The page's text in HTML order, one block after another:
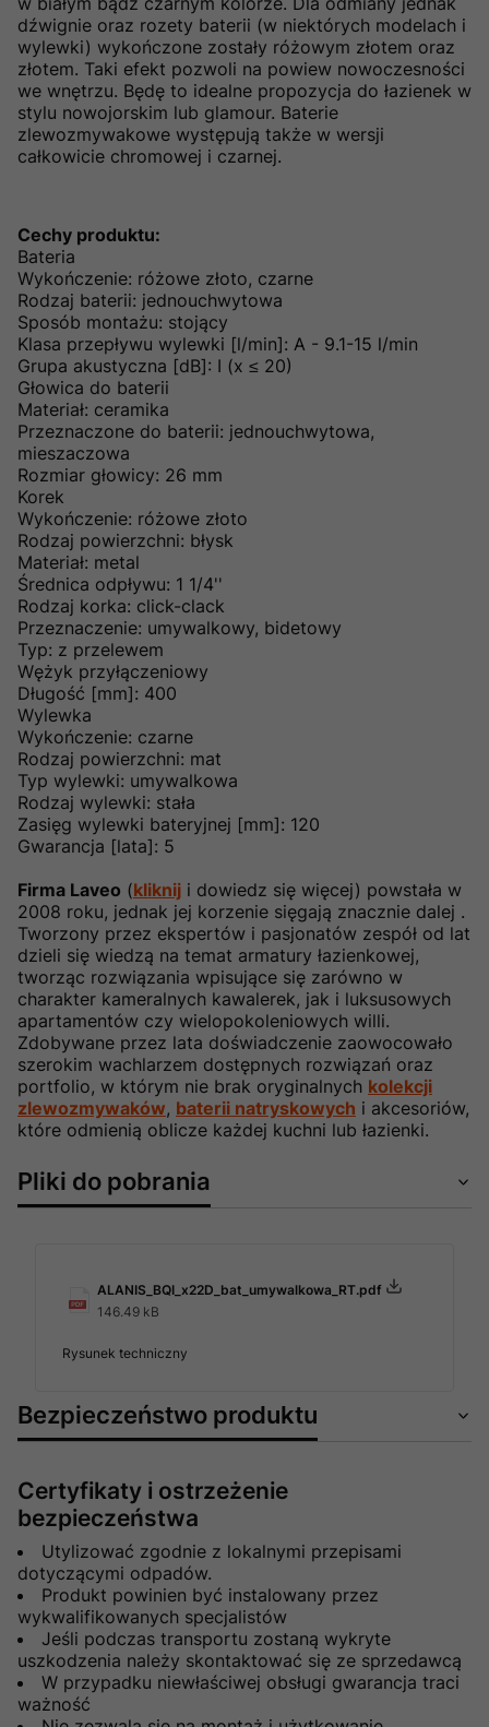
dźwignie oraz rozety baterii (w niektórych modelach i
wylewki) wykończone zostały różowym złotem oraz
złotem. Taki efekt pozwoli na powiew nowoczesności
we wnętrzu. Będę to idealne propozycja do łazienek w
stylu nowojorskim lub glamour. Baterie
zlewozmywakowe występują także w wersji
całkowicie chromowej i czarnej.
Cechy produktu:
Bateria
Wykończenie: różowe złoto, czarne
Rodzaj baterii: jednouchwytowa
Sposób montażu: stojący
Klasa przepływu wylewki [l/min]: A - 9.1-15 l/min
Grupa akustyczna [dB]: I (x ≤ 20)
Głowica do baterii
Materiał: ceramika
Przeznaczone do baterii: jednouchwytowa,
mieszaczowa
Rozmiar głowicy: 26 mm
Korek
Wykończenie: różowe złoto
Rodzaj powierzchni: błysk
Materiał: metal
Średnica odpływu: 1 1/4''
Rodzaj korka: click-clack
Przeznaczenie: umywalkowy, bidetowy
Typ: z przelewem
Wężyk przyłączeniowy
Długość [mm]: 400
Wylewka
Wykończenie: czarne
Rodzaj powierzchni: mat
Typ wylewki: umywalkowa
Rodzaj wylewki: stała
Zasięg wylewki bateryjnej [mm]: 120
Gwarancja [lata]: 5
Firma Laveo (kliknij i dowiedz się więcej) powstała w
2008 roku, jednak jej korzenie sięgają znacznie dalej .
Tworzony przez ekspertów i pasjonatów zespół od lat
dzieli się wiedzą na temat armatury łazienkowej,
tworząc rozwiązania wpisujące się zarówno w
charakter kameralnych kawalerek, jak i luksusowych
apartamentów czy wielopokoleniowych willi.
Zdobywane przez lata doświadczenie zaowocowało
szerokim wachlarzem dostępnych rozwiązań oraz
portfolio, w którym nie brak oryginalnych kolekcji
zlewozmywaków, baterii natryskowych i akcesoriów,
które odmienią oblicze każdej kuchni lub łazienki.
Pliki do pobrania
ALANIS_BQI_x22D_bat_umywalkowa_RT.pdf
146.49 kB
Rysunek techniczny
Bezpieczeństwo produktu
Certyfikaty i ostrzeżenie
bezpieczeństwa
Utylizować zgodnie z lokalnymi przepisami
dotyczącymi odpadów.
Produkt powinien być instalowany przez
wykwalifikowanych specjalistów
Jeśli podczas transportu zostaną wykryte
uszkodzenia należy skontaktować się ze sprzedawcą
W przypadku niewłaściwej obsługi gwarancja traci
ważność